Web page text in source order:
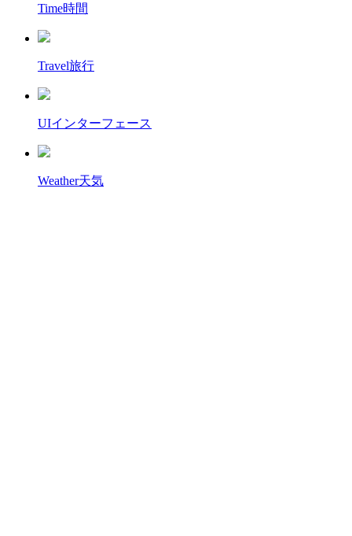
Time時間
Travel旅行
UIインターフェース
Weather天気